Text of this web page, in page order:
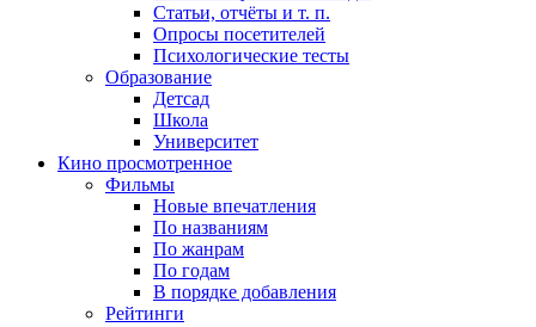
Статьи, отчёты и т. п.
Опросы посетителей
Психологические тесты
Образование
Детсад
Школа
Университет
Кино просмотренное
Фильмы
Новые впечатления
По названиям
По жанрам
По годам
В порядке добавления
Рейтинги